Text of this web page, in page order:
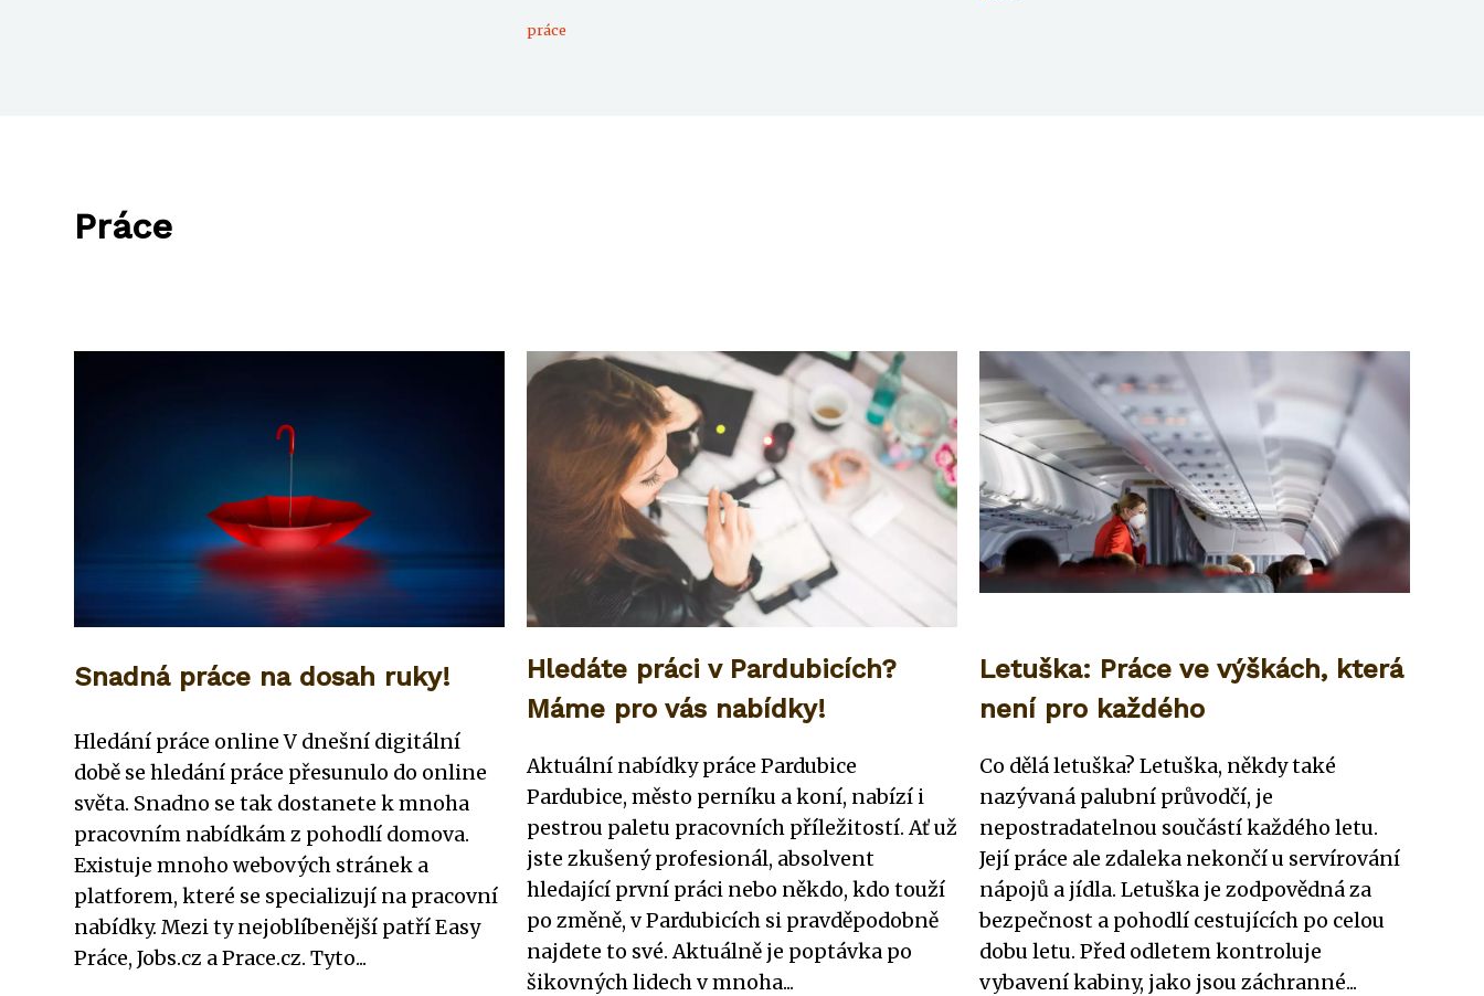
práce
Práce
Snadná práce na dosah ruky!
Hledání práce online V dnešní digitální
době se hledání práce přesunulo do online
světa. Snadno se tak dostanete k mnoha
pracovním nabídkám z pohodlí domova.
Existuje mnoho webových stránek a
platforem, které se specializují na pracovní
nabídky. Mezi ty nejoblíbenější patří Easy
Práce, Jobs.cz a Prace.cz. Tyto...
Hledáte práci v Pardubicích?
Máme pro vás nabídky!
Aktuální nabídky práce Pardubice
Pardubice, město perníku a koní, nabízí i
pestrou paletu pracovních příležitostí. Ať už
jste zkušený profesionál, absolvent
hledající první práci nebo někdo, kdo touží
po změně, v Pardubicích si pravděpodobně
najdete to své. Aktuálně je poptávka po
šikovných lidech v mnoha...
Letuška: Práce ve výškách, která
není pro každého
Co dělá letuška? Letuška, někdy také
nazývaná palubní průvodčí, je
nepostradatelnou součástí každého letu.
Její práce ale zdaleka nekončí u servírování
nápojů a jídla. Letuška je zodpovědná za
bezpečnost a pohodlí cestujících po celou
dobu letu. Před odletem kontroluje
vybavení kabiny, jako jsou záchranné...